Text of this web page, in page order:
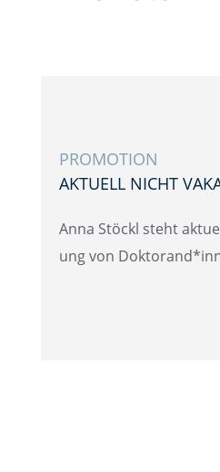
PROMO­TION
AKTUELL NICHT
Anna Stöckl steht
ung von